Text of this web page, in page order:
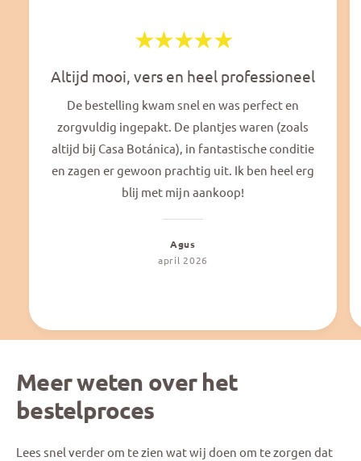
Altijd mooi, vers en heel professioneel
De bestelling kwam snel en was perfect en
zorgvuldig ingepakt. De plantjes waren (zoals
altijd bij Casa Botánica), in fantastische conditie
en zagen er gewoon prachtig uit. Ik ben heel erg
blij met mijn aankoop!
Agus
april 2026
Meer weten over het
bestelproces
Lees snel verder om te zien wat wij doen om te zorgen dat